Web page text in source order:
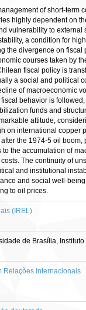
of short-term
highly dependent on
vulnerability to
a condition for
the divergence on
courses taken by
fiscal policy is
a social and political
of macroeconomic
behavior is
funds and
attitude,
on international copper
the 1974-5 oil
the accumulation of
The continuity of
and institutional
and social well-
to oil prices.
(IREL)
de Brasília,
Relações Internacionais